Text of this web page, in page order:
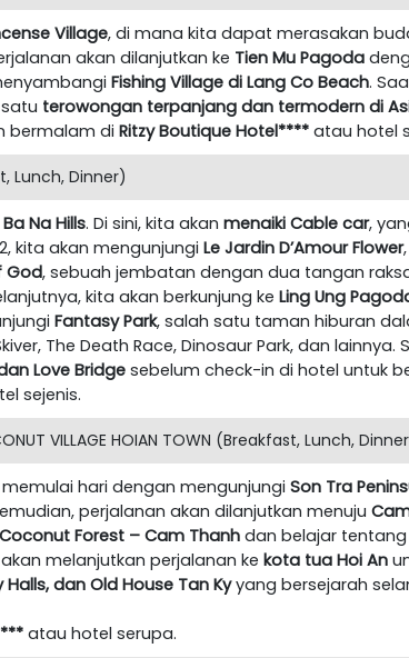
Village, di mana kita dapat merasakan
akan dilanjutkan ke Tien Mu Pagoda
Fishing Village di Lang Co Beach.
terowongan terpanjang dan termodern di
bermalam di Ritzy Boutique Hotel**** atau hotel
Lunch, Dinner)
Ba Na Hills. Di sini, kita akan menaiki Cable car,
kita akan mengunjungi Le Jardin D’Amour Flower
God, sebuah jembatan dengan dua tangan
kita akan berkunjung ke Ling Ung
Fantasy Park, salah satu taman hiburan
The Death Race, Dinosaur Park, dan
Love Bridge sebelum check-in di hotel untuk
sejenis.
VILLAGE HOIAN TOWN (Breakfast, Lunch,
hari dengan mengunjungi Son Tra
perjalanan akan dilanjutkan menuju
Forest – Cam Thanh dan belajar
melanjutkan perjalanan ke kota tua Hoi An
dan Old House Tan Kyyang bersejarah
atau hotel serupa.